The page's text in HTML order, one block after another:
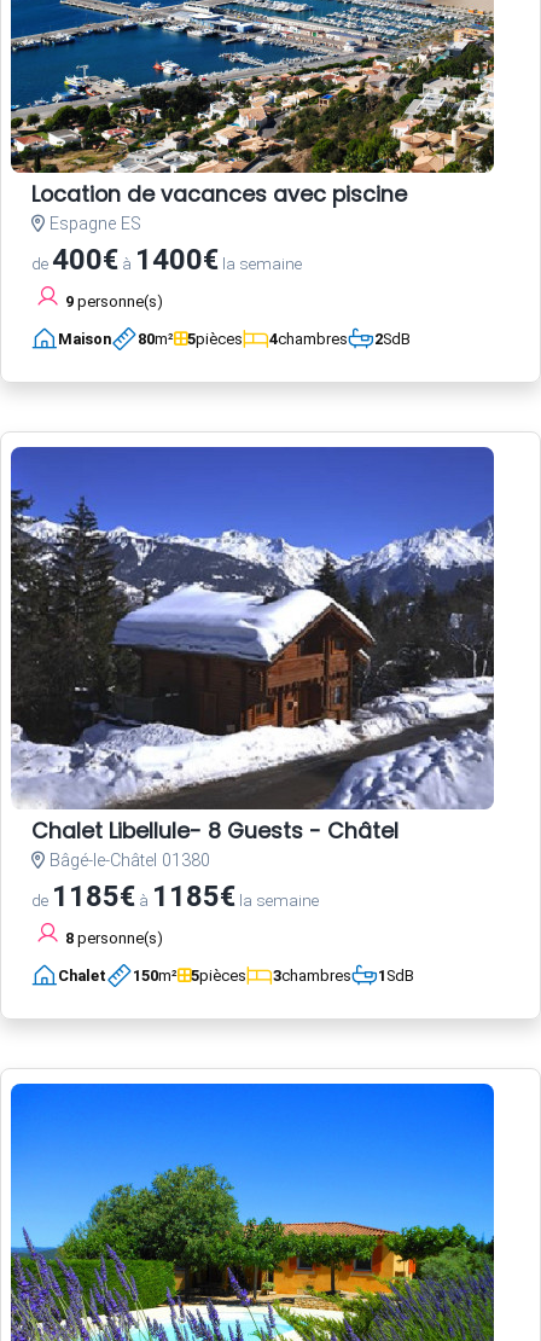
Location de vacances avec piscine
Espagne ES
de400€ à 1400€ la semaine
9 personne(s)
Maison 80m² 5pièces 4chambres 2SdB
Chalet Libellule- 8 Guests - Châtel
Bâgé-le-Châtel 01380
de 1185€ à 1185€ la semaine
8 personne(s)
Chalet 150m² 5pièces 3chambres 1SdB